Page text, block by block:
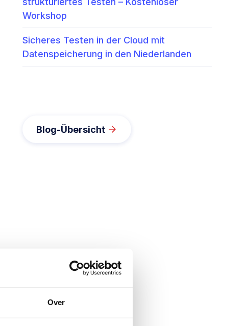
Over
Workshop
Sicheres Testen in der Cloud mit
Datenspeicherung in den Niederlanden
Blog-Übersicht